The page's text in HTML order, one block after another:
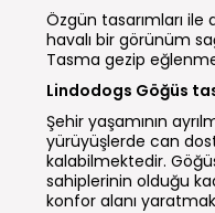
Özgün tasarımları
havalı bir görünüm
Tasma gezip
Lindodogs Göğüs
Şehir yaşamının
yürüyüşlerde can
kalabilmektedir.
sahiplerinin olduğu
konfor alanı